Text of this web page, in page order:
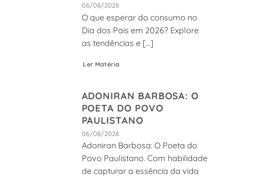
06/08/2026
O que esperar do consumo no
Dia dos Pais em 2026? Explore
as tendências e [...]
Ler Matéria
ADONIRAN BARBOSA: O
POETA DO POVO
PAULISTANO
06/08/2026
Adoniran Barbosa: O Poeta do
Povo Paulistano. Com habilidade
de capturar a essência da vida